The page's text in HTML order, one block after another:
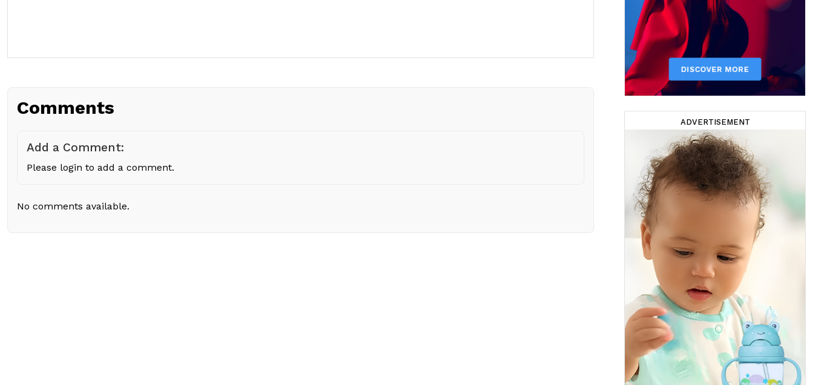
Comments
Add a Comment:
Please login to add a comment.
No comments available.
ADVERTISEMENT